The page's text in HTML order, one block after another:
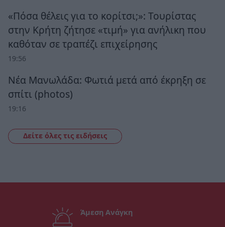
«Πόσα θέλεις για το κορίτσι;»: Τουρίστας
στην Κρήτη ζήτησε «τιμή» για ανήλικη που
καθόταν σε τραπέζι επιχείρησης
19:56
Νέα Μανωλάδα: Φωτιά μετά από έκρηξη σε
σπίτι (photos)
19:16
Δείτε όλες τις ειδήσεις
Άμεση Ανάγκη